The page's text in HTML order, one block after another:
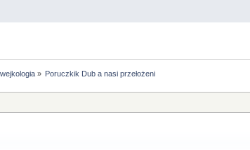
» Poruczkik Dub a nasi przełożeni